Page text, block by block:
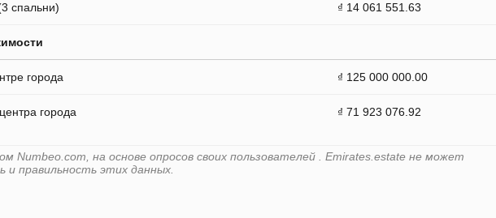
спальни) ₫ 14 061 551.63
города ₫ 125 000 000.00
города ₫ 71 923 076.92
Numbeo.com, на основе опросов своих пользователей . Emirates.estate не может
правильность этих данных.